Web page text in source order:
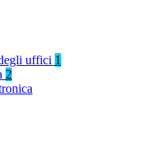
uffici 1
2